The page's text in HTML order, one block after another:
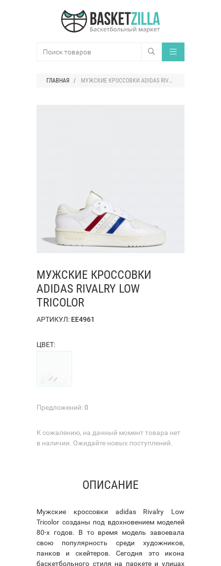
ГЛАВНАЯ МУЖСКИЕ КРОССОВКИ ADIDAS RIVALRY LOW TRICOLOR
МУЖСКИЕ КРОССОВКИ
ADIDAS RIVALRY LOW
TRICOLOR
АРТИКУЛ: EE4961
ЦВЕТ:
Предложений:0
К сожалению, на данный момент товара нет
в наличии. Ожидайте новых поступлений.
ОПИСАНИЕ
Мужские кроссовки adidas Rivalry Low
Tricolor созданы под вдохновением моделей
80-х годов. В то время модель завоевала
свою популярность среди художников,
панков и скейтеров. Сегодня это икона
баскетбольного стиля на паркете и улицах